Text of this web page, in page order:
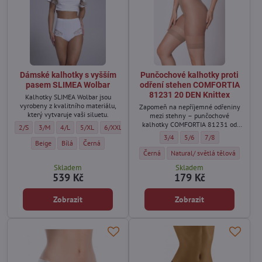
Dámské kalhotky s vyšším
pasem SLIMEA Wolbar
Kalhotky SLIMEA Wolbar jsou
vyrobeny z kvalitního materiálu,
který vytvaruje vaši siluetu.
Dámské kalhotky s vyšším pasem SLIMEA Wolbar - Velikost:
2/S Dámské kalhotky s vyšším pasem SLIMEA Wolbar - Velikost:
3/M Dámské kalhotky s vyšším pasem SLIMEA Wolbar - Velikost:
4/L Dámské kalhotky s vyšším pasem SLIMEA Wolbar - Velikost:
5/XL Dámské kalhotky s vyšším pasem SLIMEA Wolbar -
6/XXL
Dámské kalhotky s vyšším pasem SLIMEA Wolbar - Barva:
Beige Dámské kalhotky s vyšším pasem SLIMEA Wolbar - Barva:
Bílá Dámské kalhotky s vyšším pasem SLIMEA Wolbar - Barva:
Černá
Skladem
539 Kč
Zobrazit
Punčochové kalhotky proti
odření stehen COMFORTIA
81231 20 DEN Knittex
Zapomeň na nepříjemné odřeniny
mezi stehny – punčochové
kalhotky COMFORTIA 81231 od
značky Knittex ti nabídnou pohodlí i
ochranu zároveň.
Punčochové kalhotky proti
3/4 Punčochové kalhotky
5/6 Punčochové
7/8
Punčochové kalhotky proti odření
Černá Punčochové kalhotky proti
Natural/ světlá tělová
Skladem
179 Kč
Zobrazit